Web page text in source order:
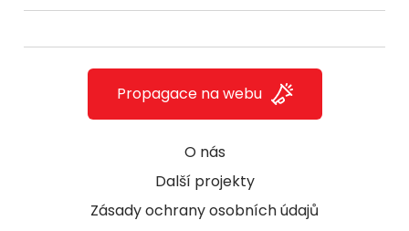
O nás
Další projekty
Zásady ochrany osobních údajů
Propagace na webu